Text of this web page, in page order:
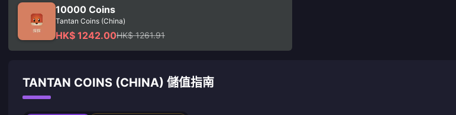
10000 Coins
Tantan Coins (China)
HK$ 1242.00HK$ 1261.91
TANTAN COINS (CHINA) 儲值指南